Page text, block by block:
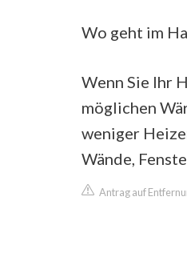
Wo geht im
Wenn Sie Ihr
möglichen
weniger
Wände,
Antrag auf